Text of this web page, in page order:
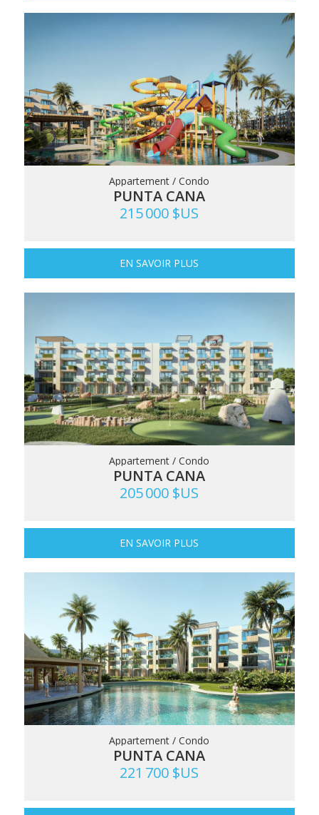
Appartement / Condo
PUNTA CANA
215 000 $US
EN SAVOIR PLUS
Appartement / Condo
PUNTA CANA
205 000 $US
EN SAVOIR PLUS
Appartement / Condo
PUNTA CANA
221 700 $US